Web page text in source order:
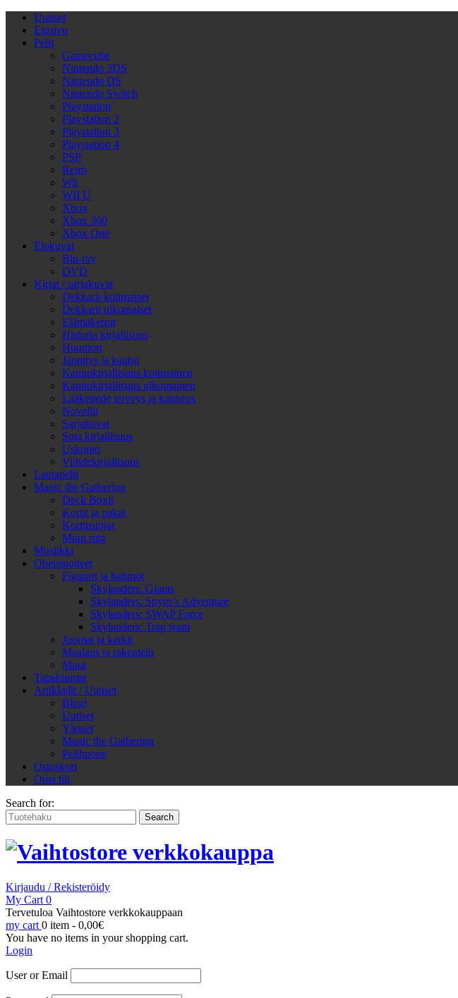
Uutiset
Etusivu
Pelit
Gamecube
Nintendo 3DS
Nintendo DS
Nintendo Switch
Playstation
Playstation 2
Playstation 3
Playstation 4
PSP
Retro
Wii
WII U
Xbox
Xbox 360
Xbox One
Elokuvat
Blu-ray
DVD
Kirjat / sarjakuvat
Dekkarit kotimaiset
Dekkarit ulkomaiset
Elämäkerrat
Historia kirjallisuus
Huumori
Jännitys ja kauhu
Kaunokirjallisuus kotimainen
Kaunokirjallisuus ulkomainen
Lääketiede terveys ja kauneus
Novellit
Sarjakuvat
Sota kirjallisuus
Uskonto
Viihdekirjallisuus
Lautapelit
Magic the Gathering
Deck Boxit
Kortit ja pakat
Korttisuojat
Muut mtg
Musiikki
Oheistuotteet
Figuurit ja hahmot
Skylanders: Giants
Skylanders: Spyro’s Adventure
Skylanders: SWAP Force
Skylanders: Trap team
Juomat ja karkit
Maalaus ja rakentelu
Muut
Tapahtumat
Artikkelit / Uutiset
Blogi
Uutiset
Yleiset
Magic the Gathering
Pelihuone
Ostoskori
Oma tili
Search for:
Kirjaudu / Rekisteröidy
My Cart 0
Tervetuloa Vaihtostore verkkokauppaan
my cart 0 item - 0,00€
You have no items in your shopping cart.
Login
User or Email